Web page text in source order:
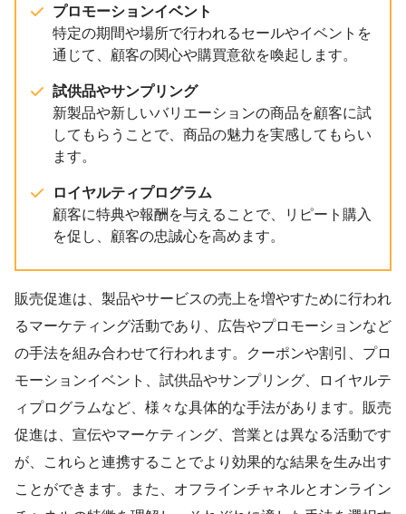
プロモーションイベント
特定の期間や場所で行われるセールやイベントを
通じて、顧客の関心や購買意欲を喚起します。
試供品やサンプリング
新製品や新しいバリエーションの商品を顧客に試
してもらうことで、商品の魅力を実感してもらい
ます。
ロイヤルティプログラム
顧客に特典や報酬を与えることで、リピート購入
を促し、顧客の忠誠心を高めます。
販売促進は、製品やサービスの売上を増やすために行われ
るマーケティング活動であり、広告やプロモーションなど
の手法を組み合わせて行われます。クーポンや割引、プロ
モーションイベント、試供品やサンプリング、ロイヤルテ
ィプログラムなど、様々な具体的な手法があります。販売
促進は、宣伝やマーケティング、営業とは異なる活動です
が、これらと連携することでより効果的な結果を生み出す
ことができます。また、オフラインチャネルとオンライン